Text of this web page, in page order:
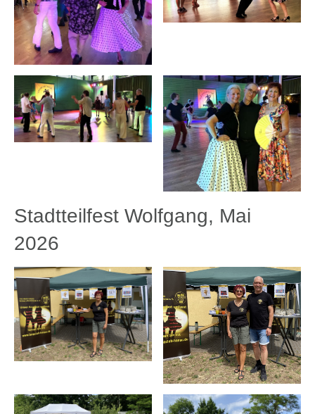
Stadtteilfest Wolfgang, Mai
2026